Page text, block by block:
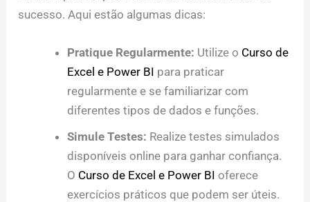
sucesso. Aqui estão algumas dicas:
Pratique Regularmente: Utilize o Curso de
Excel e Power BI para praticar
regularmente e se familiarizar com
diferentes tipos de dados e funções.
Simule Testes: Realize testes simulados
disponíveis online para ganhar confiança.
O Curso de Excel e Power BI oferece
exercícios práticos que podem ser úteis.